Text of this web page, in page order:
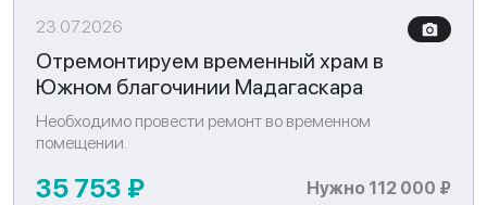
23.07.2026
Отремонтируем временный храм в
Южном благочинии Мадагаскара
Необходимо провести ремонт во временном
помещении.
35 753 ₽ Нужно 112 000 ₽